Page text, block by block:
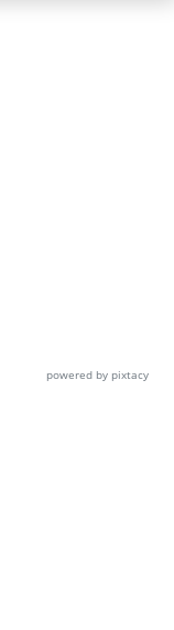
powered by pixtacy